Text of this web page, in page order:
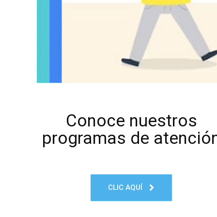
Conoce nuestros
programas de
CLIC AQUÍ